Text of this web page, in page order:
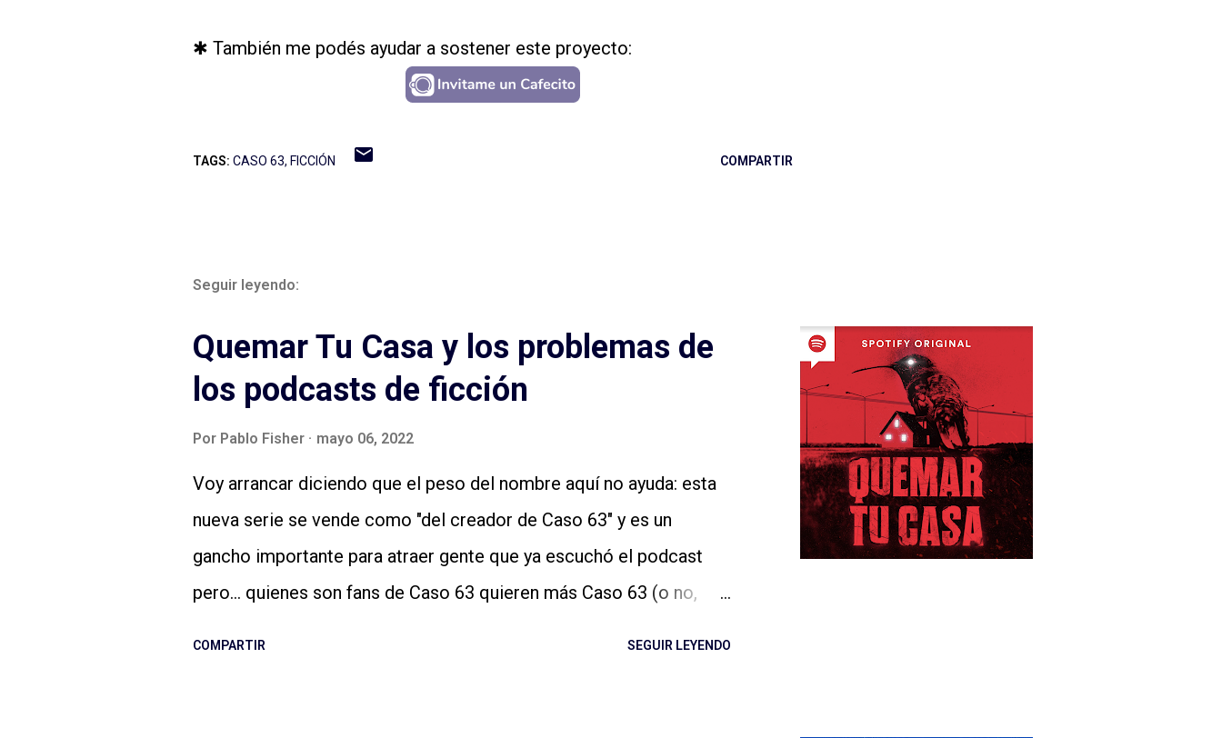
✱ También me podés ayudar a sostener este proyecto:
TAGS: CASO 63 FICCIÓN COMPARTIR
Seguir leyendo:
Quemar Tu Casa y los problemas de
los podcasts de ficción
Por Pablo Fisher mayo 06, 2022
Voy arrancar diciendo que el peso del nombre aquí no ayuda: esta
nueva serie se vende como "del creador de Caso 63" y es un
gancho importante para atraer gente que ya escuchó el podcast
pero... quienes son fans de Caso 63 quieren más Caso 63 (o no,
COMPARTIR SEGUIR LEYENDO